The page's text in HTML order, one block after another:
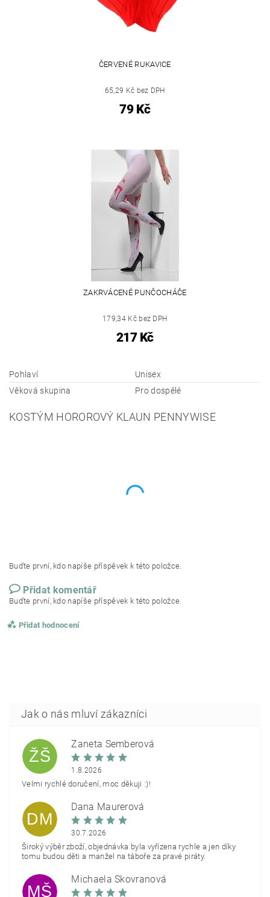
ČERVENÉ RUKAVICE
65,29 Kč bez DPH
79 Kč
ZAKRVÁCENÉ PUNČOCHÁČE
179,34 Kč bez DPH
217 Kč
Pohlaví
Unisex
Věková skupina
Pro dospělé
KOSTÝM HOROROVÝ KLAUN PENNYWISE
Buďte první, kdo napíše příspěvek k této položce.
Přidat komentář
Buďte první, kdo napíše příspěvek k této položce.
Přidat hodnocení
ŽŠ
Žaneta Šemberová
1.8.2026
Velmi rychlé doručení, moc děkuji :)!
DM
Dana Maurerová
30.7.2026
Široký výběr zboží, objednávka byla vyřízena rychle a jen díky
tomu budou děti a manžel na táboře za pravé piráty.
MŠ
Michaela Škovranová